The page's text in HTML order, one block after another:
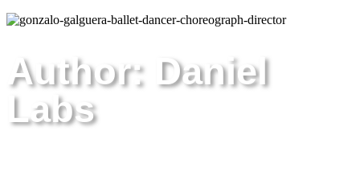
Author: Daniel
Labs